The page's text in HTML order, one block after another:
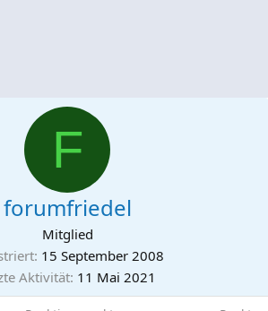
F
forumfriedel
Mitglied
15 September 2008
Aktivität 11 Mai 2021